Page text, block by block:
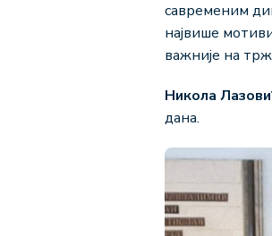
савременим
највише
важније на
Никола
дана.